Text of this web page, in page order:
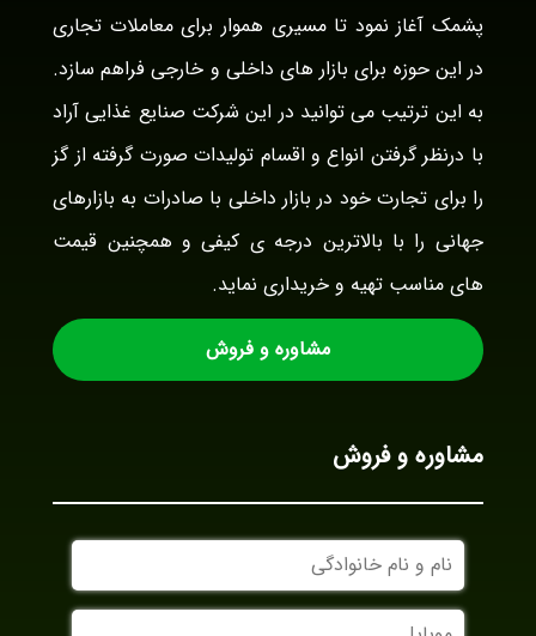
پشمک آغاز نمود تا مسیری هموار برای معاملات تجاری
در این حوزه برای بازار های داخلی و خارجی فراهم سازد.
به این ترتیب می توانید در این شرکت صنایع غذایی آراد
با درنظر گرفتن انواع و اقسام تولیدات صورت گرفته از گز
را برای تجارت خود در بازار داخلی با صادرات به بازارهای
جهانی را با بالاترین درجه ی کیفی و همچنین قیمت
های مناسب تهیه و خریداری نماید.
مشاوره و فروش
مشاوره و فروش
نام
و
نام
خانوادگی
موبایل